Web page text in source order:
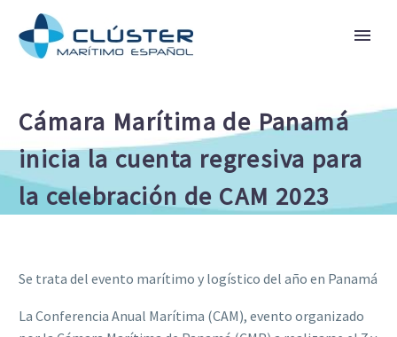
Cámara Marítima de Panamá
inicia la cuenta regresiva para
la celebración de CAM 2023
Se trata del evento marítimo y logístico del año en Panamá
La Conferencia Anual Marítima (CAM), evento organizado